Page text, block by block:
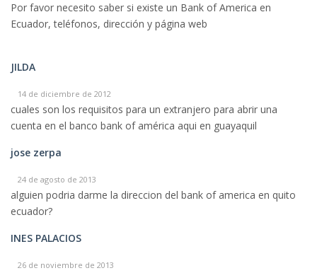
Por favor necesito saber si existe un Bank of America en
Ecuador, teléfonos, dirección y página web
JILDA
14 de diciembre de 2012
cuales son los requisitos para un extranjero para abrir una
cuenta en el banco bank of américa aqui en guayaquil
jose zerpa
24 de agosto de 2013
alguien podria darme la direccion del bank of america en quito
ecuador?
INES PALACIOS
26 de noviembre de 2013